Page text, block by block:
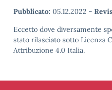
Pubblicato: 05.12.2022 -
Eccetto dove diversamente
stato rilasciato sotto Licenza
Attribuzione 4.0 Italia.